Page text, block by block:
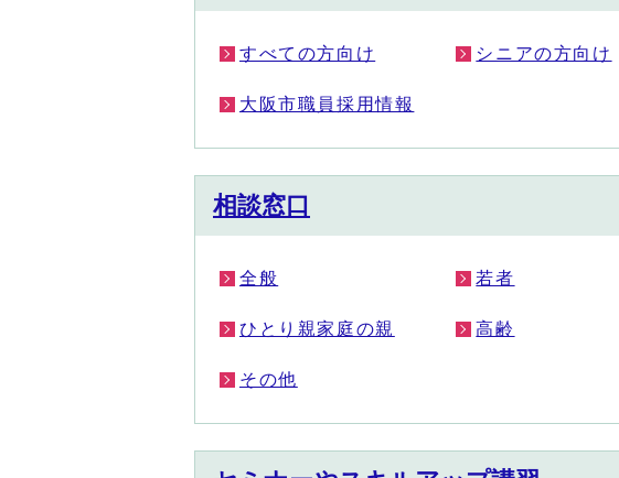
すべての方向け シニアの方向け
大阪市職員採用情報
相談窓口
全般 若者
ひとり親家庭の親 高齢
その他